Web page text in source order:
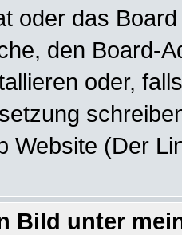
oder das
den Board-
oder,
Website (Der
Bild unter